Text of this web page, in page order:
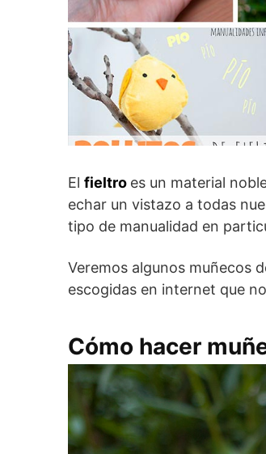
El fieltro es un material
echar un vistazo a todas
tipo de manualidad en
Veremos algunos muñecos
escogidas en internet que
Cómo hacer